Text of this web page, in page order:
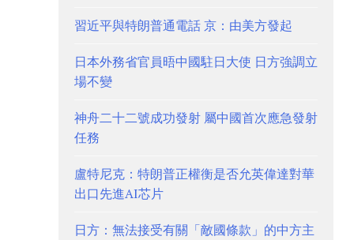
習近平與特朗普通電話 京：由美方發起
日本外務省官員晤中國駐日大使 日方強調立
場不變
神舟二十二號成功發射 屬中國首次應急發射
任務
盧特尼克：特朗普正權衡是否允英偉達對華
出口先進AI芯片
日方：無法接受有關「敵國條款」的中方主